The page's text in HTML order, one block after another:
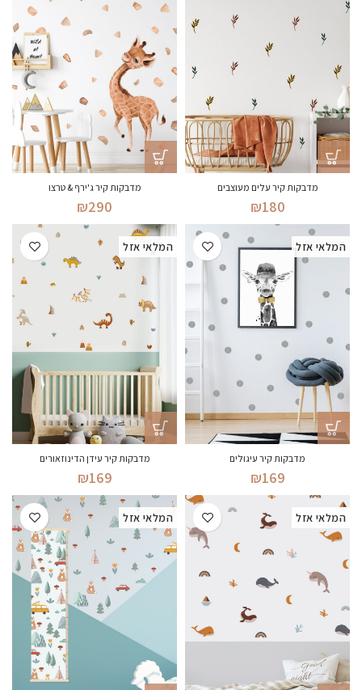
מדבקות קיר עלים מעוצבים
₪180
מדבקות קיר ג'ירף & טרצו
₪290
המלאי אזל
מדבקות קיר עיגולים
₪169
המלאי אזל
מדבקות קיר עידן הדינוזאורים
₪169
המלאי אזל המלאי אזל